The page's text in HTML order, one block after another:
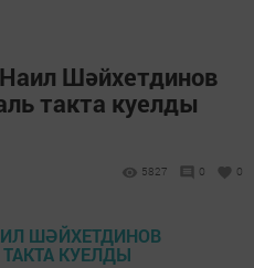
Шәйхетдинов
такта куелды
5827 0 0